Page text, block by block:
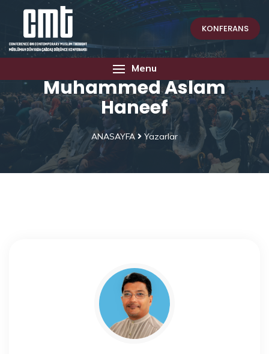
KONFERANS
Menu
Muhammed Aslam
Haneef
ANASAYFA Yazarlar